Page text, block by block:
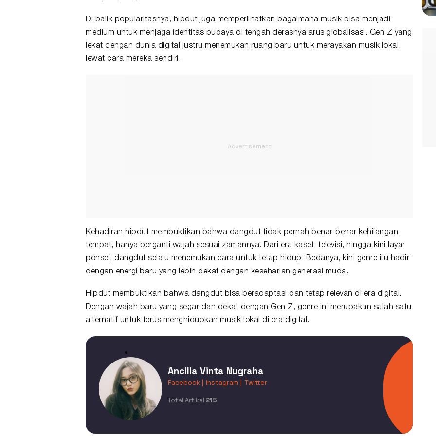
Di balik popularitasnya, hipdut juga memperlihatkan bagaimana musik bisa menjadi
medium untuk menjaga identitas budaya di tengah derasnya arus globalisasi. Gen Z yang
lekat dengan dunia digital justru menemukan ruang baru untuk merayakan musik lokal
lewat cara mereka sendiri.
Kehadiran hipdut membuktikan bahwa dangdut tidak pernah benar-benar kehilangan
tempat, hanya berganti wajah sesuai zamannya. Dari era kaset, televisi, hingga kini layar
ponsel, dangdut selalu menemukan cara untuk tetap hidup. Bedanya, kini genre itu hadir
dengan energi baru yang lebih dekat dengan keseharian generasi muda.
Hipdut membuktikan bahwa dangdut bisa beradaptasi dan tetap relevan di era digital.
Dengan wajah baru yang segar dan dekat dengan Gen Z, genre ini merupakan salah satu
alternatif untuk terus menghidupkan musik lokal di era digital.
Ancilla Vinta Nugraha
Facebook | Instagram | Twitter
Total Artikel 215